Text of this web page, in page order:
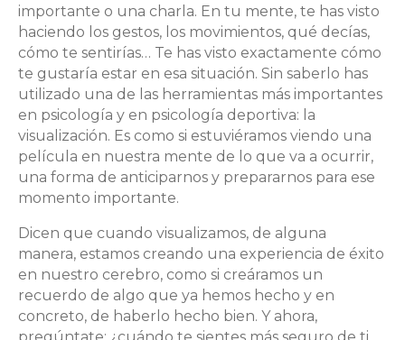
importante o una charla. En tu mente, te has visto
haciendo los gestos, los movimientos, qué decías,
cómo te sentirías… Te has visto exactamente cómo
te gustaría estar en esa situación. Sin saberlo has
utilizado una de las herramientas más importantes
en psicología y en psicología deportiva: la
visualización. Es como si estuviéramos viendo una
película en nuestra mente de lo que va a ocurrir,
una forma de anticiparnos y prepararnos para ese
momento importante.
Dicen que cuando visualizamos, de alguna
manera, estamos creando una experiencia de éxito
en nuestro cerebro, como si creáramos un
recuerdo de algo que ya hemos hecho y en
concreto, de haberlo hecho bien. Y ahora,